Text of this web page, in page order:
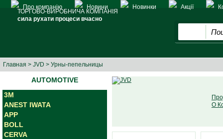
Про компанію Новини Новинки Акції
ТОРГОВО-ВИРОБНИЧА КОМПАНІЯ
сила рухати процеси вчасно
Главная > JVD > Урны-пепельницы
AUTOMOTIVE
3M
ANEST IWATA
APP
BOLL
CERVA
О